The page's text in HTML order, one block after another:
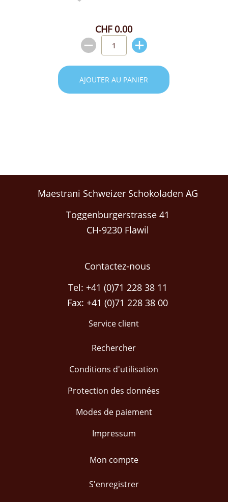
CHF 0.00
AJOUTER AU PANIER
Maestrani Schweizer Schokoladen AG
Toggenburgerstrasse 41
CH-9230 Flawil
Contactez-nous
Tel: +41 (0)71 228 38 11
Fax: +41 (0)71 228 38 00
Service client
Rechercher
Conditions d'utilisation
Protection des données
Modes de paiement
Impressum
Mon compte
S'enregistrer